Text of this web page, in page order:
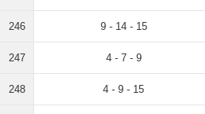
246 9 - 14 - 15
247 4 - 7 - 9
248 4 - 9 - 15